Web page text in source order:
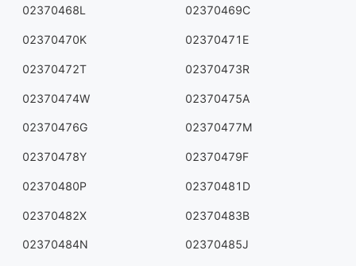
02370468L 02370469C
02370470K 02370471E
02370472T 02370473R
02370474W 02370475A
02370476G 02370477M
02370478Y 02370479F
02370480P 02370481D
02370482X 02370483B
02370484N 02370485J